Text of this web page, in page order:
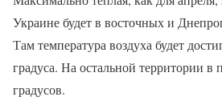
Украине будет в восточных и
Там температура воздуха будет
градуса. На остальной территории в
градусов.